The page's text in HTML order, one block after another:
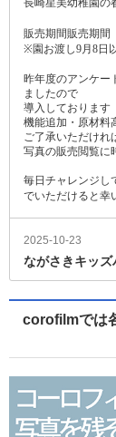
長崎星美幼稚園の
販売期間販売期
※ 園お渡し9月8日
昨年度のアンケー
ましたので
導入しております
機能追加・原材料
ご了承いただけれ
写真の販売閲覧に
毎日チャレンジし
でいただけると幸
2025-10-23
ながさきキッ
当日の思い出と
写真の公開は11/
以下の仮装にあ
＊極端に露出度
傷や血などのあ
長くて鋭いとげな
corofilmでは